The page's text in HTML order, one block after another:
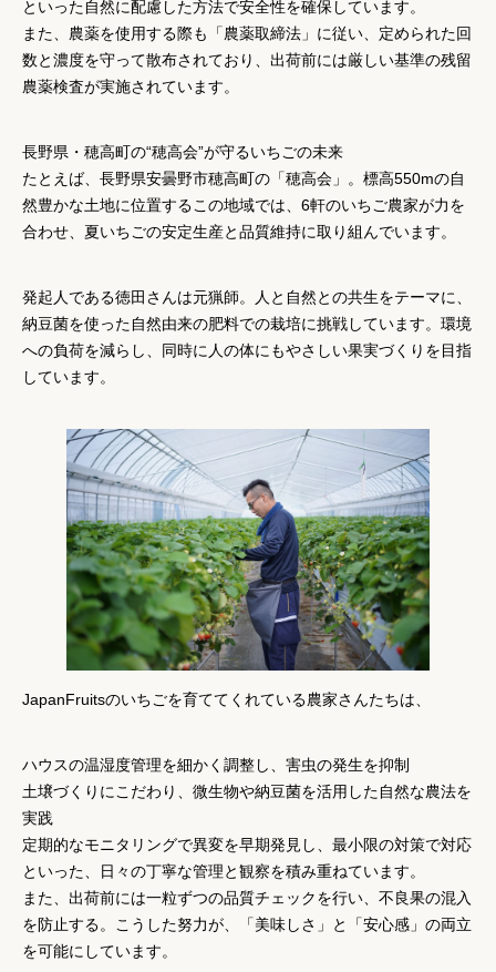
といった自然に配慮した方法で安全性を確保しています。
また、農薬を使用する際も「農薬取締法」に従い、定められた回
数と濃度を守って散布されており、出荷前には厳しい基準の残留
農薬検査が実施されています。
長野県・穂高町の“穂高会”が守るいちごの未来
たとえば、長野県安曇野市穂高町の「穂高会」。標高550mの自
然豊かな土地に位置するこの地域では、6軒のいちご農家が力を
合わせ、 夏いちごの安定生産と品質維持に取り組んでいます。
発起人である徳田さんは元猟師。人と自然との共生をテーマに、
納豆菌を使った自然由来の肥料での栽培に挑戦しています。環境
への負荷を減らし、同時に人の体にもやさしい果実づくりを目指
しています。
JapanFruitsのいちごを育ててくれている農家さんたちは、
ハウスの温湿度管理を細かく調整し、害虫の発生を抑制
土壌づくりにこだわり、微生物や納豆菌を活用した自然な農法を
実践
定期的なモニタリングで異変を早期発見し、最小限の対策で対応
といった、
日々の丁寧な管理と観察を積み重ねています。
また、出荷前には一粒ずつの品質チェックを行い、不良果の混入
を防止する。こうした努力が、「美味しさ」と「安心感」の両立
を可能にしています。